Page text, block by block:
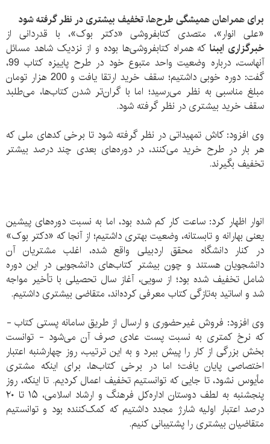
برای همراهان همیشگی طرح‌ها، تخفیف بیشتری در نظر گرفته شود
«علی انوار»، متصدی کتابفروشی «دکتر بوک»، با قدردانی از
خبرگزاری ایبناکه همراه کتابفروشی‌ها بوده و از نزدیک شاهد مسائل
آنهاست، درباره وضعیت واحد متبوع خود در طرح پاییزه کتاب 99،
گفت: دوره خوبی داشتیم؛ سقف خرید ارتقا یافت و 200 هزار تومان
مبلغ مناسبی به نظر می‌رسید؛ اما با گران‌تر شدن کتاب‌ها، می‌طلبد
سقف خرید بیشتری در نظر گرفته شود.
وی افزود: کاش تمهیداتی در نظر گرفته شود تا برخی کدهای ملی که
هر بار در طرح خرید می‌کنند، در دوره‌های بعدی چند درصد بیشتر
تخفیف بگیرند.
انوار اظهار کرد: ساعت کار کم شده بود، اما به نسبت دوره‌های پیشین
یعنی بهارانه و تابستانه، وضعیت بهتری داشتیم؛ از آنجا که «دکتر بوک»
در کنار دانشگاه محقق اردبیلی واقع شده، اغلب مشتریان آن
دانشجویان هستند و چون بیشتر کتاب‌های دانشجویی در این دوره
شامل تخفیف شده بود؛ از سویی، آغاز سال تحصیلی با تأخیر مواجه
شد و اساتید به‌تازگی کتاب معرفی کرده‌اند، متقاضی بیشتری داشتیم.
وی افزود: فروش غیرحضوری و ارسال از طریق سامانه پستی کتاب -
که نرخ کمتری به نسبت پست عادی صرف آن می‌شود - توانست
بخش بزرگی از کار را پیش ببرد و به این ترتیب، روز چهارشنبه اعتبار
اختصاصی پایان یافت؛ اما در برخی ‌کتاب‌ها، برای اینکه مشتری
مأیوس نشود، تا جایی که توانستیم تخفیف اعمال کردیم. تا اینکه، روز
پنجشنبه به لطف دوستان اداره‌کل فرهنگ و ارشاد اسلامی، ۱۵ تا ۲۰
درصد اعتبار اولیه شارژ مجدد داشتیم که کمک‌کننده بود و توانستیم
متقاضیان بیشتری را پشتیبانی کنیم.